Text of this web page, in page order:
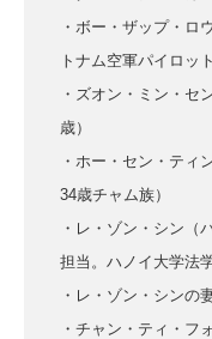
・ボー・ザップ・ロ
トナム空軍パイロッ
・ズオン・ミン・セ
歳）
・ホー・セン・ティ
34歳チャム族）
・レ・ゾン・シン（
担当。ハノイ大学法
・レ・ゾン・シンの
・チャン・ティ・フ